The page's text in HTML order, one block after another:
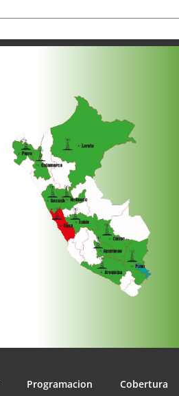
Programacion Cobertura